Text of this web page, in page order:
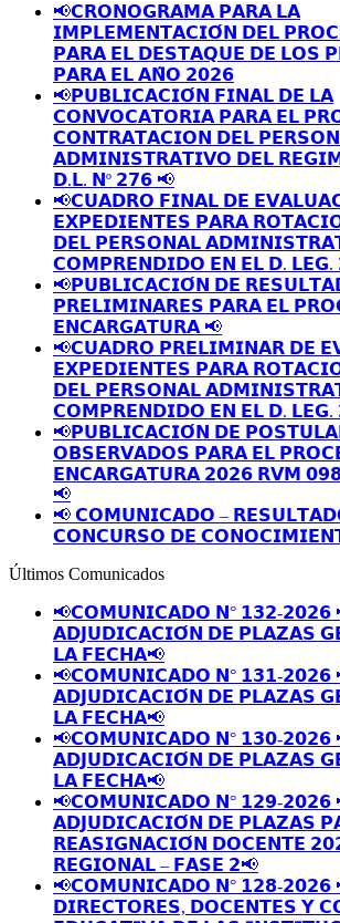
📢𝗖𝗥𝗢𝗡𝗢𝗚𝗥𝗔𝗠𝗔 𝗣𝗔𝗥𝗔 𝗟𝗔
𝗜𝗠𝗣𝗟𝗘𝗠𝗘𝗡𝗧𝗔𝗖𝗜𝗢́𝗡 𝗗𝗘𝗟
𝗣𝗔𝗥𝗔 𝗘𝗟 𝗗𝗘𝗦𝗧𝗔𝗤𝗨𝗘 𝗗𝗘 𝗟𝗢𝗦
𝗣𝗔𝗥𝗔 𝗘𝗟 𝗔𝗡̃𝗢 𝟮𝟬𝟮𝟲
📢𝗣𝗨𝗕𝗟𝗜𝗖𝗔𝗖𝗜𝗢́𝗡 𝗙𝗜𝗡𝗔𝗟 𝗗𝗘 𝗟𝗔
𝗖𝗢𝗡𝗩𝗢𝗖𝗔𝗧𝗢𝗥𝗜𝗔 𝗣𝗔𝗥𝗔 𝗘𝗟
𝗖𝗢𝗡𝗧𝗥𝗔𝗧𝗔𝗖𝗜𝗢𝗡 𝗗𝗘𝗟
𝗔𝗗𝗠𝗜𝗡𝗜𝗦𝗧𝗥𝗔𝗧𝗜𝗩𝗢 𝗗𝗘𝗟
𝗗.𝗟. 𝗡º 𝟮𝟳𝟲 📢
📢𝗖𝗨𝗔𝗗𝗥𝗢 𝗙𝗜𝗡𝗔𝗟 𝗗𝗘
𝗘𝗫𝗣𝗘𝗗𝗜𝗘𝗡𝗧𝗘𝗦 𝗣𝗔𝗥𝗔
𝗗𝗘𝗟 𝗣𝗘𝗥𝗦𝗢𝗡𝗔𝗟
𝗖𝗢𝗠𝗣𝗥𝗘𝗡𝗗𝗜𝗗𝗢 𝗘𝗡 𝗘𝗟 𝗗. 𝗟𝗘𝗚.
📢𝗣𝗨𝗕𝗟𝗜𝗖𝗔𝗖𝗜𝗢́𝗡 𝗗𝗘
𝗣𝗥𝗘𝗟𝗜𝗠𝗜𝗡𝗔𝗥𝗘𝗦 𝗣𝗔𝗥𝗔 𝗘𝗟
𝗘𝗡𝗖𝗔𝗥𝗚𝗔𝗧𝗨𝗥𝗔 📢
📢𝗖𝗨𝗔𝗗𝗥𝗢 𝗣𝗥𝗘𝗟𝗜𝗠𝗜𝗡𝗔𝗥 𝗗𝗘
𝗘𝗫𝗣𝗘𝗗𝗜𝗘𝗡𝗧𝗘𝗦 𝗣𝗔𝗥𝗔
𝗗𝗘𝗟 𝗣𝗘𝗥𝗦𝗢𝗡𝗔𝗟
𝗖𝗢𝗠𝗣𝗥𝗘𝗡𝗗𝗜𝗗𝗢 𝗘𝗡 𝗘𝗟 𝗗. 𝗟𝗘𝗚.
📢𝗣𝗨𝗕𝗟𝗜𝗖𝗔𝗖𝗜𝗢́𝗡 𝗗𝗘
𝗢𝗕𝗦𝗘𝗥𝗩𝗔𝗗𝗢𝗦 𝗣𝗔𝗥𝗔 𝗘𝗟
𝗘𝗡𝗖𝗔𝗥𝗚𝗔𝗧𝗨𝗥𝗔 𝟮𝟬𝟮𝟲 𝗥𝗩𝗠
📢
📢 𝗖𝗢𝗠𝗨𝗡𝗜𝗖𝗔𝗗𝗢 –
𝗖𝗢𝗡𝗖𝗨𝗥𝗦𝗢 𝗗𝗘
Últimos Comunicados
📢𝗖𝗢𝗠𝗨𝗡𝗜𝗖𝗔𝗗𝗢 𝗡° 𝟭𝟯𝟮-𝟮𝟬𝟮𝟲
𝗔𝗗𝗝𝗨𝗗𝗜𝗖𝗔𝗖𝗜𝗢́𝗡 𝗗𝗘 𝗣𝗟𝗔𝗭𝗔𝗦
𝗟𝗔 𝗙𝗘𝗖𝗛𝗔📢
📢𝗖𝗢𝗠𝗨𝗡𝗜𝗖𝗔𝗗𝗢 𝗡° 𝟭𝟯𝟭-𝟮𝟬𝟮𝟲
𝗔𝗗𝗝𝗨𝗗𝗜𝗖𝗔𝗖𝗜𝗢́𝗡 𝗗𝗘 𝗣𝗟𝗔𝗭𝗔𝗦
𝗟𝗔 𝗙𝗘𝗖𝗛𝗔📢
📢𝗖𝗢𝗠𝗨𝗡𝗜𝗖𝗔𝗗𝗢 𝗡° 𝟭𝟯𝟬-𝟮𝟬𝟮𝟲
𝗔𝗗𝗝𝗨𝗗𝗜𝗖𝗔𝗖𝗜𝗢́𝗡 𝗗𝗘 𝗣𝗟𝗔𝗭𝗔𝗦
𝗟𝗔 𝗙𝗘𝗖𝗛𝗔📢
📢𝗖𝗢𝗠𝗨𝗡𝗜𝗖𝗔𝗗𝗢 𝗡° 𝟭𝟮𝟵-𝟮𝟬𝟮𝟲
𝗔𝗗𝗝𝗨𝗗𝗜𝗖𝗔𝗖𝗜𝗢́𝗡 𝗗𝗘 𝗣𝗟𝗔𝗭𝗔𝗦
𝗥𝗘𝗔𝗦𝗜𝗚𝗡𝗔𝗖𝗜𝗢́𝗡 𝗗𝗢𝗖𝗘𝗡𝗧𝗘
𝗥𝗘𝗚𝗜𝗢𝗡𝗔𝗟 – 𝗙𝗔𝗦𝗘 𝟮📢
📢𝗖𝗢𝗠𝗨𝗡𝗜𝗖𝗔𝗗𝗢 𝗡° 𝟭𝟮𝟴-𝟮𝟬𝟮𝟲
𝗗𝗜𝗥𝗘𝗖𝗧𝗢𝗥𝗘𝗦, 𝗗𝗢𝗖𝗘𝗡𝗧𝗘𝗦 𝗬